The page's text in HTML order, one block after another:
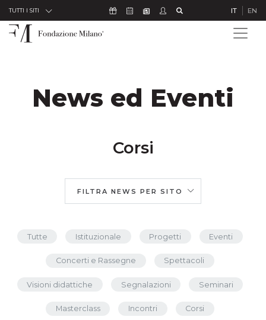
Skip to Content
TUTTI I SITI Icona Sostienici
Icona Calendario Eventi
Icona Newsletter
Icona Studenti IT EN
News ed Eventi
Corsi
FILTRA NEWS PER SITO
Tutte Istituzionale Progetti Eventi
Concerti e Rassegne Spettacoli
Visioni didattiche Segnalazioni Seminari
Masterclass Incontri Corsi